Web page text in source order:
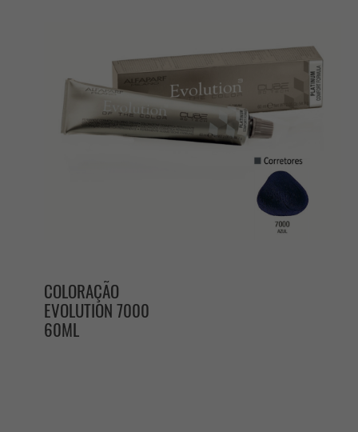
COLORAÇÃO
EVOLUTION 7000
60ML